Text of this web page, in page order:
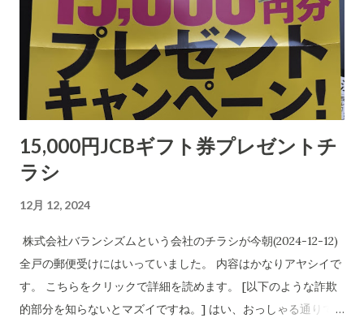
15,000円JCBギフト券プレゼントチ
ラシ
12月 12, 2024
株式会社バランシズムという会社のチラシが今朝(2024-12-12)
全戸の郵便受けにはいっていました。 内容はかなりアヤシイで
す。 こちらをクリックで詳細を読めます。 [以下のような詐欺
的部分を知らないとマズイですね。] はい、おっしゃる通りで